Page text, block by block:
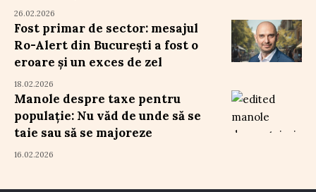
26.02.2026
Fost primar de sector: mesajul
Ro-Alert din București a fost o
eroare și un exces de zel
18.02.2026
Manole despre taxe pentru
populație: Nu văd de unde să se
taie sau să se majoreze
16.02.2026